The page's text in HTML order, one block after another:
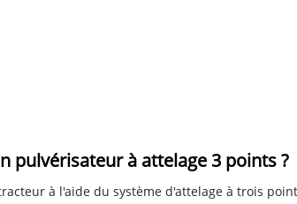
pulvérisateur à attelage 3 points ?
à l'aide du système d'attelage à trois